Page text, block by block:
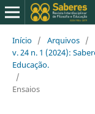
Início / Arquivos /
v. 24 n. 1 (2024):
Educação.
/
Ensaios